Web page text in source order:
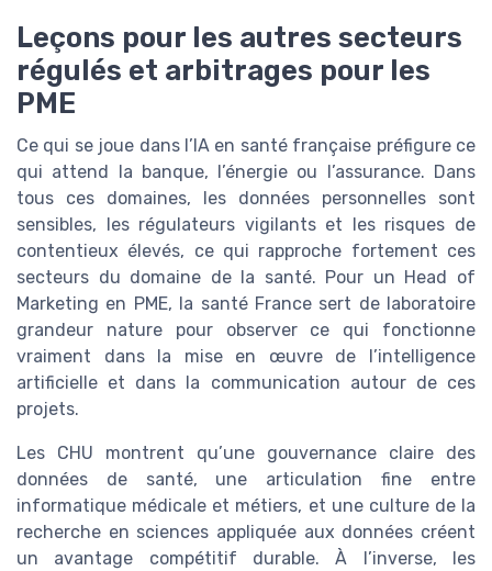
Leçons pour les autres secteurs
régulés et arbitrages pour les
PME
Ce qui se joue dans l’IA en santé française préfigure ce
qui attend la banque, l’énergie ou l’assurance. Dans
tous ces domaines, les données personnelles sont
sensibles, les régulateurs vigilants et les risques de
contentieux élevés, ce qui rapproche fortement ces
secteurs du domaine de la santé. Pour un Head of
Marketing en PME, la santé France sert de laboratoire
grandeur nature pour observer ce qui fonctionne
vraiment dans la mise en œuvre de l’intelligence
artificielle et dans la communication autour de ces
projets.
Les CHU montrent qu’une gouvernance claire des
données de santé, une articulation fine entre
informatique médicale et métiers, et une culture de la
recherche en sciences appliquée aux données créent
un avantage compétitif durable. À l’inverse, les